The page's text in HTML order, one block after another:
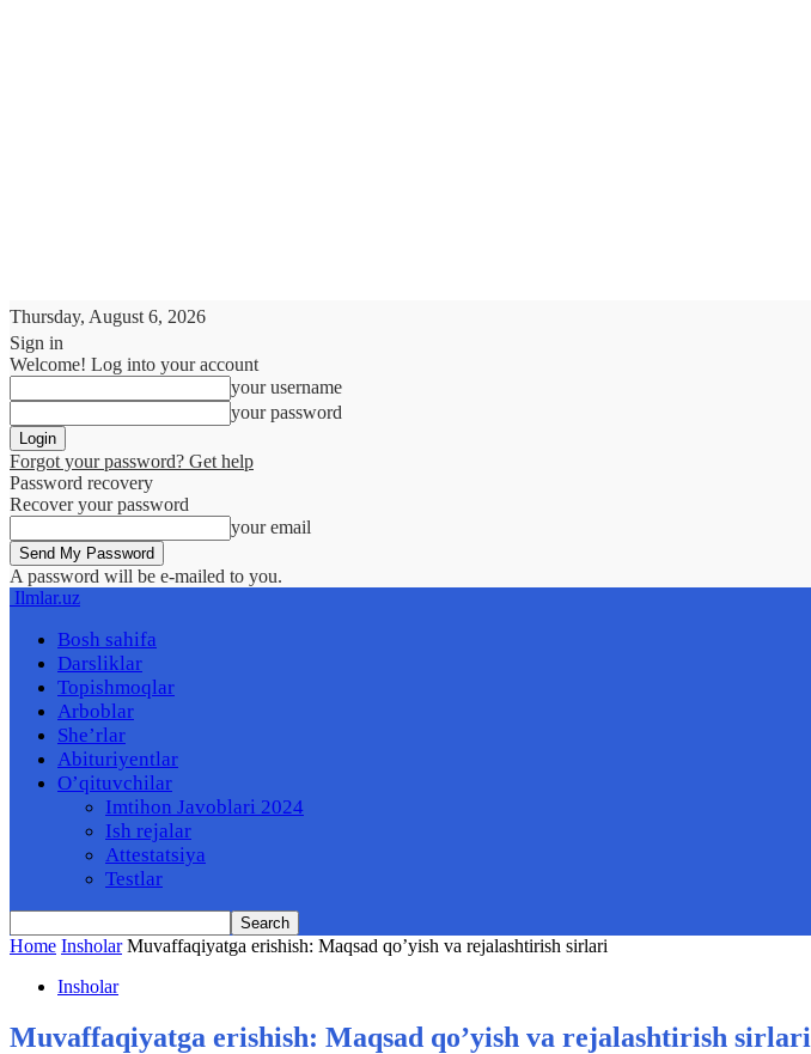
Thursday, August 6, 2026
Sign in
Welcome! Log into your account
your username
your password
Forgot your password? Get help
Password recovery
Recover your password
your email
A password will be e-mailed to you.
Ilmlar.uz
Bosh sahifa
Darsliklar
Topishmoqlar
Arboblar
She’rlar
Abituriyentlar
O’qituvchilar
Imtihon Javoblari 2024
Ish rejalar
Attestatsiya
Testlar
Home Insholar Muvaffaqiyatga erishish: Maqsad qo’yish va rejalashtirish sirlari
Insholar
Muvaffaqiyatga erishish: Maqsad qo’yish va rejalashtirish sirlari